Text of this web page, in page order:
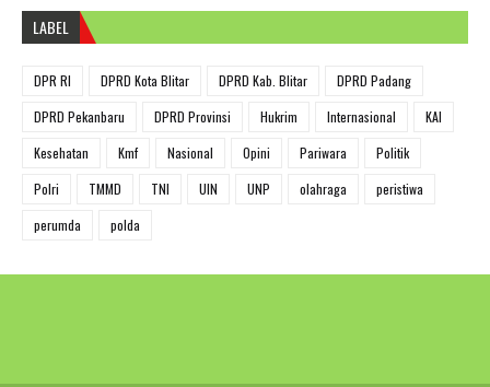
LABEL
DPR RI DPRD Kota Blitar DPRD Kab. Blitar
DPRD Padang
DPRD Pekanbaru
DPRD Provinsi Hukrim Internasional
KAI
Kesehatan
Kmf Nasional Opini Pariwara
Politik
Polri
TMMD TNI UIN UNP olahraga
peristiwa
perumda
polda